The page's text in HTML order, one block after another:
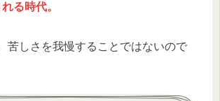
る時代。
苦しさを我慢することではないので